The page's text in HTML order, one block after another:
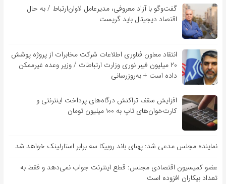
گفت‌و‌گو با آزاد معروفی، مدیرعامل لاوان‌ارتباط / به حال
اقتصاد دیجیتال باید گریست
انتقاد معاون فناوری اطلاعات شرکت مخابرات از پروژه پوشش
۲۰ میلیون فیبر نوری وزارت ارتباطات / وزیر وعده غیرممکن
داده است + به‌روزرسانی
افزایش سقف تراکنش درگاه‌های پرداخت اینترنتی و
کارت‌خوان‌های تاپ به ۱۰۰ میلیون تومان
نماینده مجلس مدعی شد: پهنای باند روبیکا سه برابر استارلینک خواهد شد
عضو کمیسیون اقتصادی مجلس: قطع اینترنت جواب نمی‌دهد و فقط به
تعداد بیکاران افزوده است